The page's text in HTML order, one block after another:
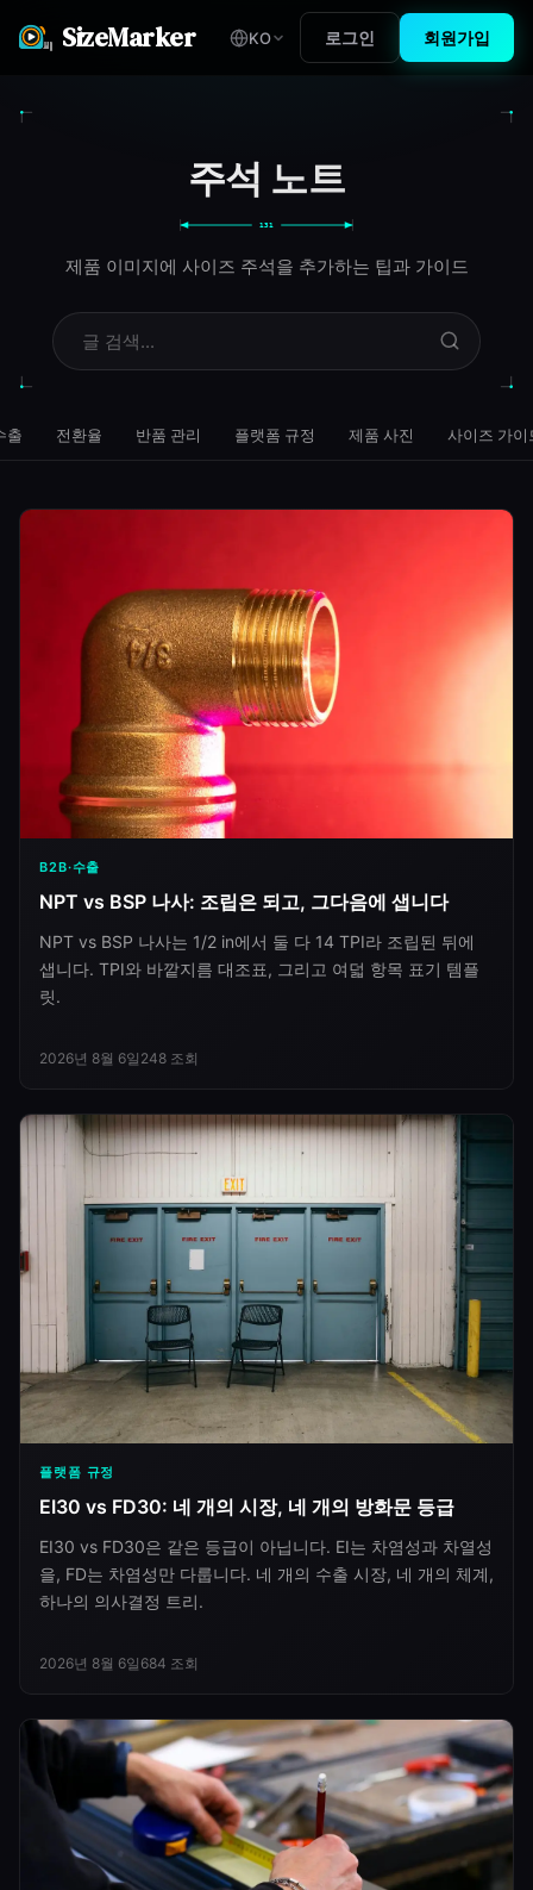
SizeMarker KO 로그인 회원가입
주석 노트
131
제품 이미지에 사이즈 주석을 추가하는 팁과 가이드
출 전환율 반품 관리 플랫폼 규정 제품 사진 사이즈 가이
B2B·수출
NPT vs BSP 나사: 조립은 되고, 그다음에 샙니다
NPT vs BSP 나사는 1/2 in에서 둘 다 14 TPI라 조립된 뒤에
샙니다. TPI와 바깥지름 대조표, 그리고 여덟 항목 표기 템플
릿.
2026년 8월 6일 248 조회
플랫폼 규정
EI30 vs FD30: 네 개의 시장, 네 개의 방화문 등급
EI30 vs FD30은 같은 등급이 아닙니다. EI는 차염성과 차열성
을, FD는 차염성만 다룹니다. 네 개의 수출 시장, 네 개의 체계,
하나의 의사결정 트리.
2026년 8월 6일 684 조회